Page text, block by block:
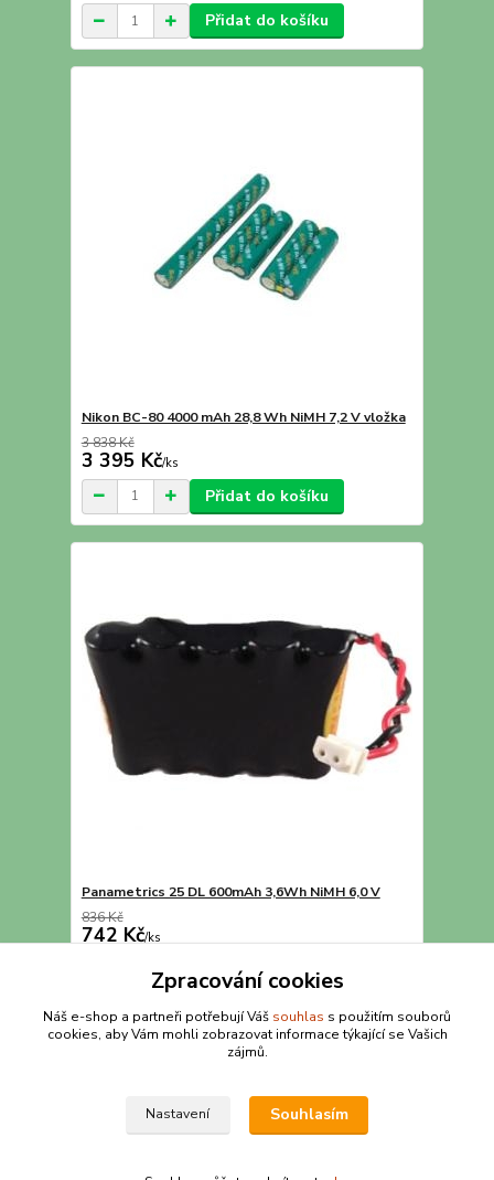
Přidat do košíku
Nikon BC-80 4000 mAh 28,8 Wh NiMH 7,2 V vložka
3 838 Kč
3 395 Kč/ks
Přidat do košíku
Panametrics 25 DL 600mAh 3,6Wh NiMH 6,0 V
836 Kč
742 Kč/ks
Přidat do košíku
strana z 1
Zpracování cookies
Náš e-shop a partneři potřebují Váš souhlas s použitím souborů
cookies, aby Vám mohli zobrazovat informace týkající se Vašich
zájmů.
Nastavení Souhlasím